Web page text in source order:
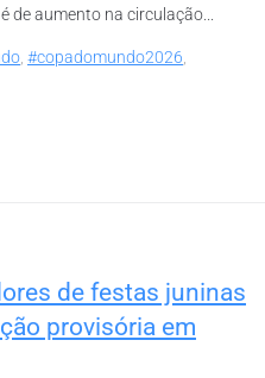
de aumento na circulação...
, #copadomundo2026,
de festas juninas
provisória em